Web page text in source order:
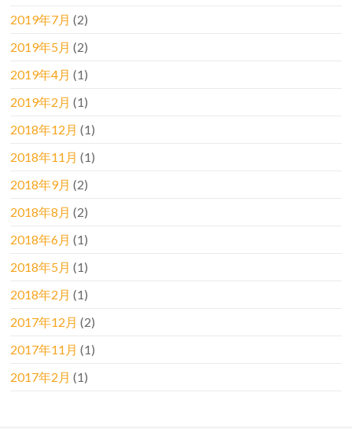
2019年7月 (2)
2019年5月 (2)
2019年4月 (1)
2019年2月 (1)
2018年12月 (1)
2018年11月 (1)
2018年9月 (2)
2018年8月 (2)
2018年6月 (1)
2018年5月 (1)
2018年2月 (1)
2017年12月 (2)
2017年11月 (1)
2017年2月 (1)